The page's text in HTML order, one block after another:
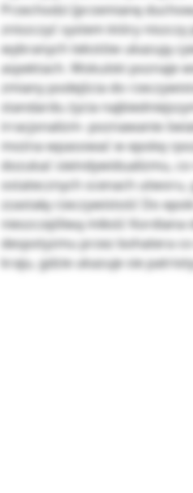
Przechodzi [przemianę
zniszczyć system który
wybranych tekstów ukazują
aspektach. Wokulski poznaje
zmiany podejścia do
standardu życia
irracjonalizm- poznawanie
można wpasować w epokę
dozukać sieindywidualizmu,
ostatecznych scenach
zzastałą rzeczywistość Do
nieszczęśliwą miłość
despotyzmu przez bohatera
kraju, gdzie ukazuje sie